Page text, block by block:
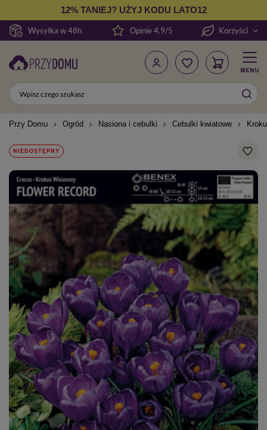
Wysyłka w 48h
12% TANIEJ? UŻYJ KODU LATO12
Opinie 4.9/5 Korzyści
Przy Domu Ogród Nasiona i cebulki Cebulki kwiatowe
NIEDOSTĘPNY